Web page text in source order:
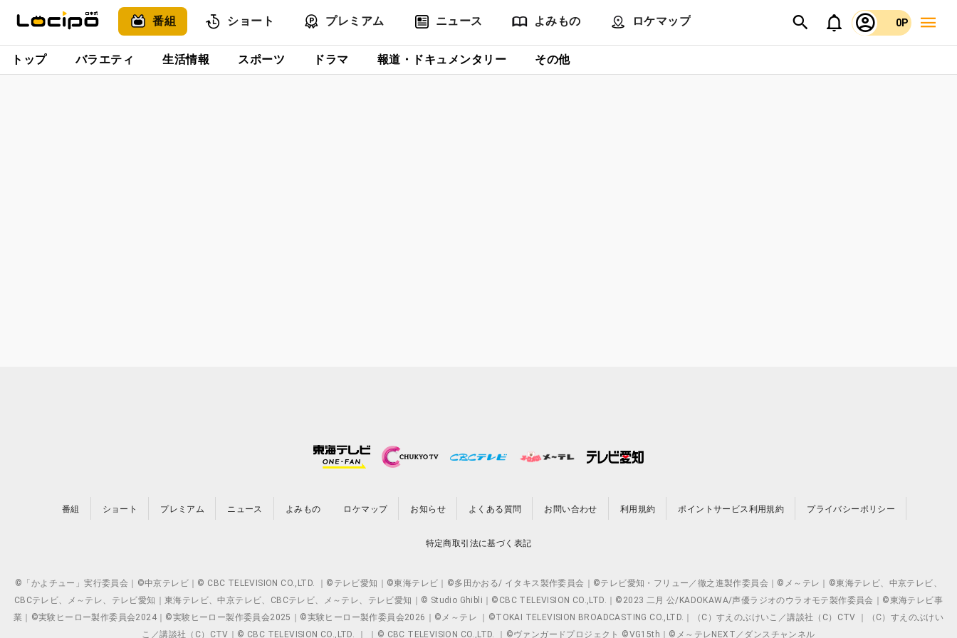
番組 ショート プレミアム ニュース よみもの ロケマップ 0P
トップ バラエティ 生活情報 スポーツ ドラマ 報道・ドキュメンタリー その他
番組 ショート プレミアム ニュース よみもの ロケマップ お知らせ よくある質問 お問い合わせ 利用規約 ポイントサービス利用規約 プライバシーポリシー
特定商取引法に基づく表記
©「かよチュー」実行委員会｜©中京テレビ｜© CBC TELEVISION CO.,LTD. ｜©テレビ愛知｜©東海テレビ｜©多田かおる/ イタキス製作委員会｜©テレビ愛知・フリュー／徹之進製作委員会｜©メ～テレ｜©東海テレビ、中京テレビ、
CBCテレビ、メ～テレ、テレビ愛知｜東海テレビ、中京テレビ、CBCテレビ、メ～テレ、テレビ愛知｜© Studio Ghibli｜©CBC TELEVISION CO.,LTD.｜©2023 二月 公/KADOKAWA/声優ラジオのウラオモテ製作委員会｜©東海テレビ事
業｜©実験ヒーロー製作委員会2024｜©実験ヒーロー製作委員会2025｜©実験ヒーロー製作委員会2026｜©メ～テレ ｜©TOKAI TELEVISION BROADCASTING CO.,LTD.｜（C）すえのぶけいこ／講談社（C）CTV ｜（C）すえのぶけい
こ／講談社（C）CTV｜© CBC TELEVISION CO.,LTD. ｜ ｜© CBC TELEVISION CO.,LTD. ｜©ヴァンガードプロジェクト ©VG15th｜©メ～テレNEXT／ダンスチャンネル